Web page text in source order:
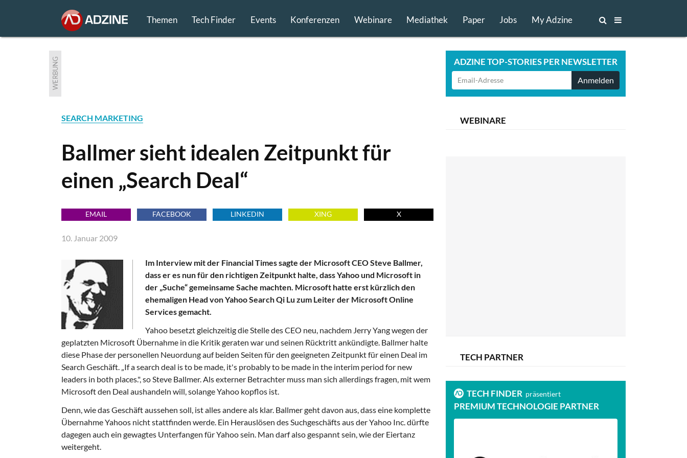
Themen Tech Finder Events Konferenzen Webinare Mediathek Paper Jobs My Adzine
WERBUNG ADZINE TOP-STORIES PER NEWSLETTER
Anmelden
SEARCH MARKETING
Ballmer sieht idealen Zeitpunkt für
einen „Search Deal“
EMAIL FACEBOOK LINKEDIN XING X
10. Januar 2009
Im Interview mit der Financial Times sagte der Microsoft CEO Steve Ballmer,
dass er es nun für den richtigen Zeitpunkt halte, dass Yahoo und Microsoft in
der „Suche“ gemeinsame Sache machten. Microsoft hatte erst kürzlich den
ehemaligen Head von Yahoo Search Qi Lu zum Leiter der Microsoft Online
Services gemacht.
Yahoo besetzt gleichzeitig die Stelle des CEO neu, nachdem Jerry Yang wegen der
geplatzten Microsoft Übernahme in die Kritik geraten war und seinen Rücktritt ankündigte. Ballmer halte
diese Phase der personellen Neuordung auf beiden Seiten für den geeigneten Zeitpunkt für einen Deal im
Search Geschäft. „If a search deal is to be made, it's probably to be made in the interim period for new
leaders in both places.", so Steve Ballmer. Als externer Betrachter muss man sich allerdings fragen, mit wem
Microsoft den Deal aushandeln will, solange Yahoo kopflos ist.
Denn, wie das Geschäft aussehen soll, ist alles andere als klar. Ballmer geht davon aus, dass eine komplette
Übernahme Yahoos nicht stattfinden werde. Ein Herauslösen des Suchgeschäfts aus der Yahoo Inc. dürfte
dagegen auch ein gewagtes Unterfangen für Yahoo sein. Man darf also gespannt sein, wie der Eiertanz
weitergeht.
WEBINARE
TECH PARTNER
TECH FINDER präsentiert
PREMIUM TECHNOLOGIE PARTNER